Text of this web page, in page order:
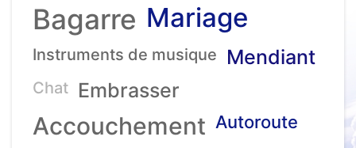
Bagarre Mariage
Instruments de musique Mendiant
Chat Embrasser
Accouchement Autoroute